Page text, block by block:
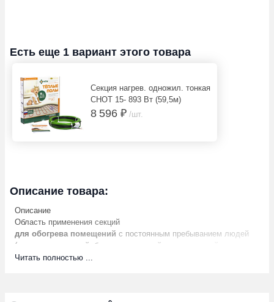
Есть еще 1 вариант этого товара
Секция нагрев. одножил. тонкая
СНОТ 15- 893 Вт (59,5м)
8 596 ₽ /шт.
Описание товара:
Описание
Область применения секций
для обогрева помещений с постоянным пребыванием людей
(квартир, коттеджей, балконов, лоджий, саун, гаражей,
мастерских, офисов, магазинов, ресторанов);
Читать полностью ...